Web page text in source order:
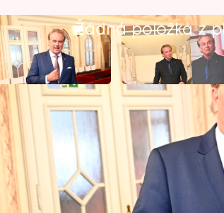
Žádná položka z
Na módní přehlídce návrhářky
obleků Bandi se Tomáš Matonoha
roli modela. Jak ale v rozhovoru
výzvy ho baví nejvíce. Promluvil
i o tom, jak nejraději dobíjí energii.